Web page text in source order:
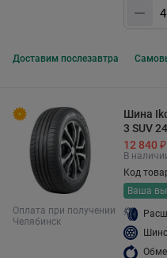
Доставим послезавтра
Оплата при получении
Челябинск
Шина
3 SUV
12 840 ₽
В
Код
Ваша